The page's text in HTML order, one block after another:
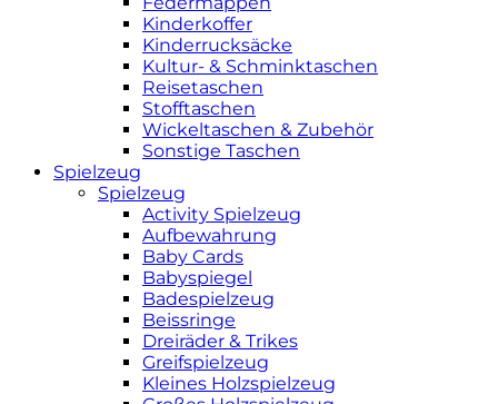
Kinderkoffer
Kinderrucksäcke
Kultur- & Schminktaschen
Reisetaschen
Stofftaschen
Wickeltaschen & Zubehör
Sonstige Taschen
Spielzeug
Spielzeug
Activity Spielzeug
Aufbewahrung
Baby Cards
Babyspiegel
Badespielzeug
Beissringe
Dreiräder & Trikes
Greifspielzeug
Kleines Holzspielzeug